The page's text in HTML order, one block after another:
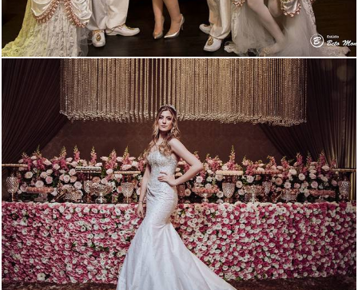
2796 2